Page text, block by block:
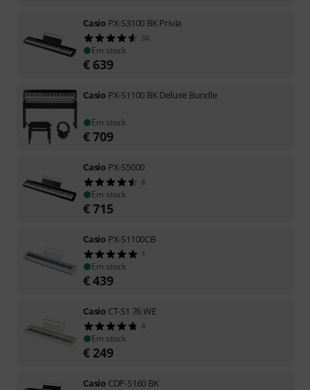
Casio PX-S3100 BK Privia
36
Em stock
€ 639
Casio PX-S1100 BK Deluxe Bundle
Em stock
€709
Casio PX-S5000
8
Em stock
€715
Casio PX-S1100CB
1
Em stock
€439
Casio CT-S1 76 WE
4
Em stock
€ 249
Casio CDP-S160 BK